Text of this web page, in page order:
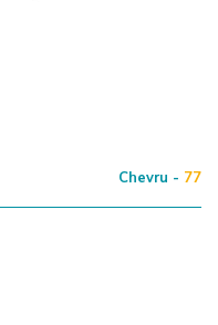
Chevru - 77